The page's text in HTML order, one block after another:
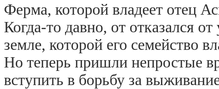
Ферма, которой владеет отец
Когда-то давно, от отказался
земле, которой его семейство
Но теперь пришли непростые
вступить в борьбу за